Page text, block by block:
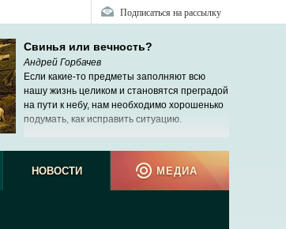
Подписаться на рассылку
Свинья или вечность?
Андрей Горбачев
Если какие-то предметы заполняют всю
нашу жизнь целиком и становятся преградой
на пути к небу, нам необходимо хорошенько
подумать, как исправить ситуацию.
НОВОСТИ МЕДИА